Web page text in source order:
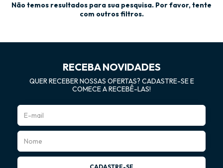
Não temos resultados para sua pesquisa. Por favor, tente
com outros filtros.
RECEBA NOVIDADES
QUER RECEBER NOSSAS OFERTAS? CADASTRE-SE E
COMECE A RECEBÊ-LAS!